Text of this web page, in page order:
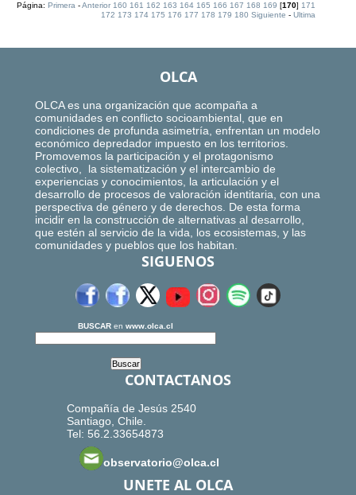
Página:Primera -Anterior 160 161 162 163 164 165 166 167 168 169 [170]171
172 173 174 175 176 177 178 179 180 Siguiente -Ultima
OLCA
OLCA es una organización que acompaña a
comunidades en conflicto socioambiental, que en
condiciones de profunda asimetría, enfrentan un modelo
económico depredador impuesto en los territorios.
Promovemos la participación y el protagonismo
colectivo, la sistematización y el intercambio de
experiencias y conocimientos, la articulación y el
desarrollo de procesos de valoración identitaria, con una
perspectiva de género y de derechos. De esta forma
incidir en la construcción de alternativas al desarrollo,
que estén al servicio de la vida, los ecosistemas, y las
comunidades y pueblos que los habitan.
SIGUENOS
BUSCAR en www.olca.cl
CONTACTANOS
Compañía de Jesús 2540
Santiago, Chile.
Tel: 56.2.33654873
observatorio@olca.cl
UNETE AL OLCA